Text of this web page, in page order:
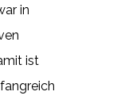
in
ist